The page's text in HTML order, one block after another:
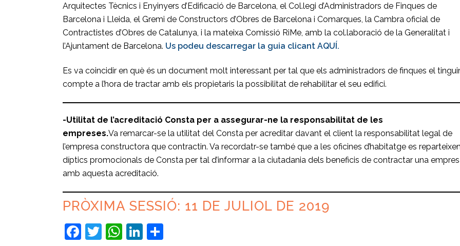
Arquitectes Tècnics i Enyinyers d’Edificació de Barcelona, el Col.legi d’Administradors de Finques de
Barcelona i Lleida, el Gremi de Constructors d’Obres de Barcelona i Comarques, la Cambra oficial de
Contractistes d’Obres de Catalunya, i la mateixa Comissió RiMe, amb la col.laboració de la Generalitat i
l’Ajuntament de Barcelona. Us podeu descarregar la guia clicant AQUÍ.
Es va coincidir en què és un document molt interessant per tal que els administradors de finques el
compte a l’hora de tractar amb els propietaris la possibilitat de rehabilitar el seu edifici.
-Utilitat de l’acreditació Consta per a assegurar-ne la responsabilitat de les
empreses.Va remarcar-se la utilitat del Consta per acreditar davant el client la responsabilitat legal de
l’empresa constructora que contractin. Va recordatr-se també que a les oficines d’habitatge es
díptics promocionals de Consta per tal d’informar a la ciutadania dels beneficis de contractar una
amb aquesta acreditació.
PRÒXIMA SESSIÓ: 11 DE JULIOL DE 2019
Facebook
Twitter
WhatsApp
LinkedIn